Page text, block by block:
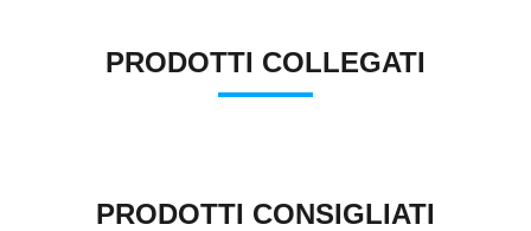
PRODOTTI COLLEGATI
PRODOTTI CONSIGLIATI